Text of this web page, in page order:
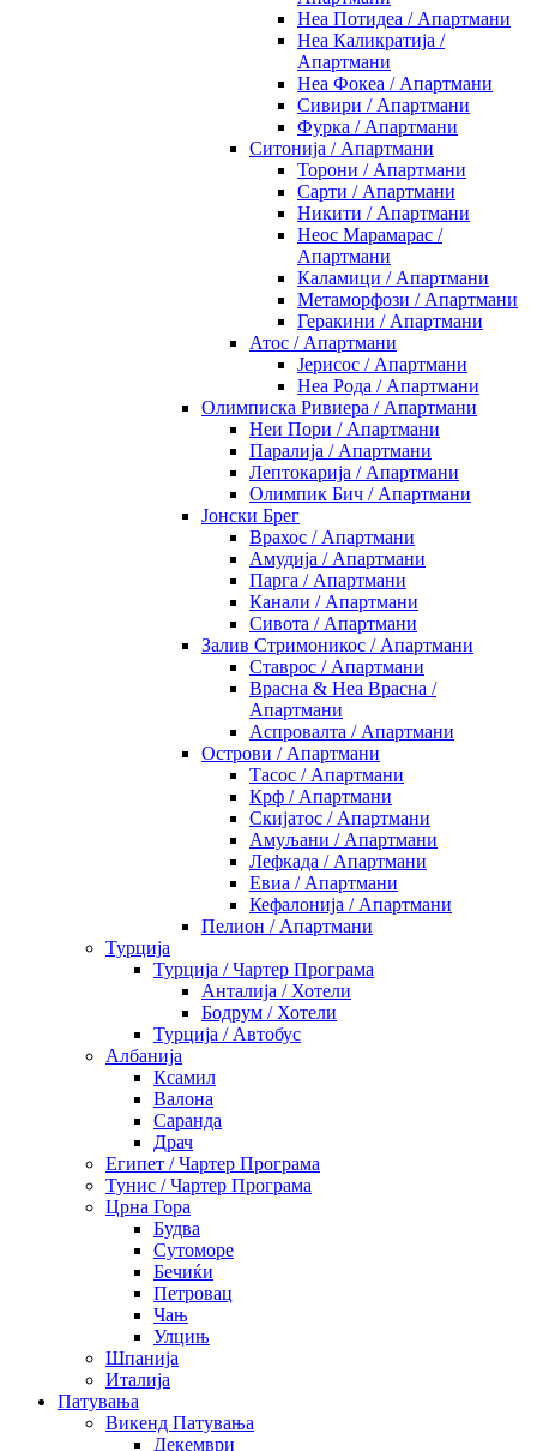
Неа Потидеа / Апартмани
Неа Каликратија /
Апартмани
Неа Фокеа / Апартмани
Сивири / Апартмани
Фурка / Апартмани
Ситонија / Апартмани
Торони / Апартмани
Сарти / Апартмани
Никити / Апартмани
Неос Марамарас /
Апартмани
Каламици / Апартмани
Метаморфози / Апартмани
Геракини / Апартмани
Атос / Апартмани
Јерисос / Апартмани
Неа Рода / Апартмани
Олимписка Ривиера / Апартмани
Неи Пори / Апартмани
Паралија / Апартмани
Лептокарија / Апартмани
Олимпик Бич / Апартмани
Јонски Брег
Врахос / Апартмани
Амудија / Апартмани
Парга / Апартмани
Канали / Апартмани
Сивота / Апартмани
Залив Стримоникос / Апартмани
Ставрос / Апартмани
Врасна & Неа Врасна /
Апартмани
Аспровалта / Апартмани
Острови / Апартмани
Тасос / Апартмани
Крф / Апартмани
Скијатос / Апартмани
Амуљани / Апартмани
Лефкада / Апартмани
Евиа / Апартмани
Кефалонија / Апартмани
Пелион / Апартмани
Турција
Турција / Чартер Програма
Анталија / Хотели
Бодрум / Хотели
Турција / Автобус
Албанија
Ксамил
Валона
Саранда
Драч
Египет / Чартер Програма
Тунис / Чартер Програма
Црна Гора
Будва
Сутоморе
Бечиќи
Петровац
Чањ
Улцињ
Шпанија
Италија
Патувања
Викенд Патувања
Декември